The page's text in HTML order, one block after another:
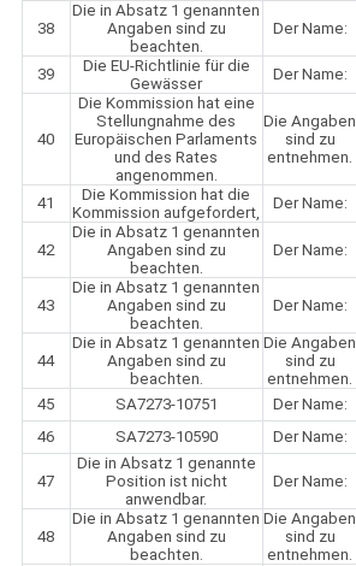
38
Die in Absatz 1 genannten
Angaben sind zu
beachten.
Der Name:
39
Die EU-Richtlinie für die
Gewässer
Der Name:
40
Die Kommission hat eine
Stellungnahme des
Europäischen Parlaments
und des Rates
angenommen.
Die Angaben
sind zu
entnehmen.
41
Die Kommission hat die
Kommission aufgefordert,
Der Name:
42
Die in Absatz 1 genannten
Angaben sind zu
beachten.
Der Name:
43
Die in Absatz 1 genannten
Angaben sind zu
beachten.
Der Name:
44
Die in Absatz 1 genannten
Angaben sind zu
beachten.
Die Angaben
sind zu
entnehmen.
45 SA7273-10751 Der Name:
46
SA7273-10590 Der Name:
47
Die in Absatz 1 genannte
Position ist nicht
anwendbar.
Der Name:
48
Die in Absatz 1 genannten
Angaben sind zu
beachten.
Die Angaben
sind zu
entnehmen.